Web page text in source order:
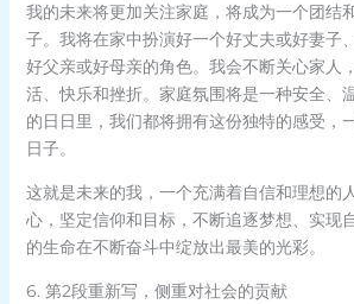
我的未来将更加关注家庭，将成为一个团结
子。我将在家中扮演好一个好丈夫或好妻子
好父亲或好母亲的角色。我会不断关心家人
活、快乐和挫折。家庭氛围将是一种安全、
的日日里，我们都将拥有这份独特的感受，
日子。
这就是未来的我，一个充满着自信和理想的
心，坚定信仰和目标，不断追逐梦想、实现
的生命在不断奋斗中绽放出最美的光彩。
6. 第2段重新写，侧重对社会的贡献